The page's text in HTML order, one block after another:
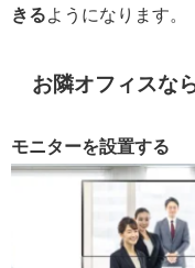
きるようになります。
お隣オフィスな
モニターを設置する